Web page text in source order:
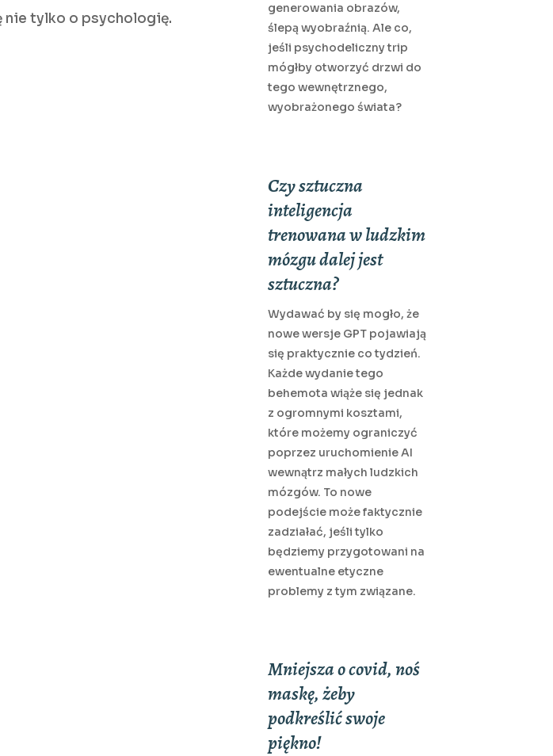
nie tylko o psychologię.
generowania obrazów,
ślepą wyobraźnią. Ale co,
jeśli psychodeliczny trip
mógłby otworzyć drzwi do
tego wewnętrznego,
wyobrażonego świata?
Czy sztuczna
inteligencja
trenowana w ludzkim
mózgu dalej jest
sztuczna?
Wydawać by się mogło, że
nowe wersje GPT pojawiają
się praktycznie co tydzień.
Każde wydanie tego
behemota wiąże się jednak
z ogromnymi kosztami,
które możemy ograniczyć
poprzez uruchomienie AI
wewnątrz małych ludzkich
mózgów. To nowe
podejście może faktycznie
zadziałać, jeśli tylko
będziemy przygotowani na
ewentualne etyczne
problemy z tym związane.
Mniejsza o covid, noś
maskę, żeby
podkreślić swoje
piękno!